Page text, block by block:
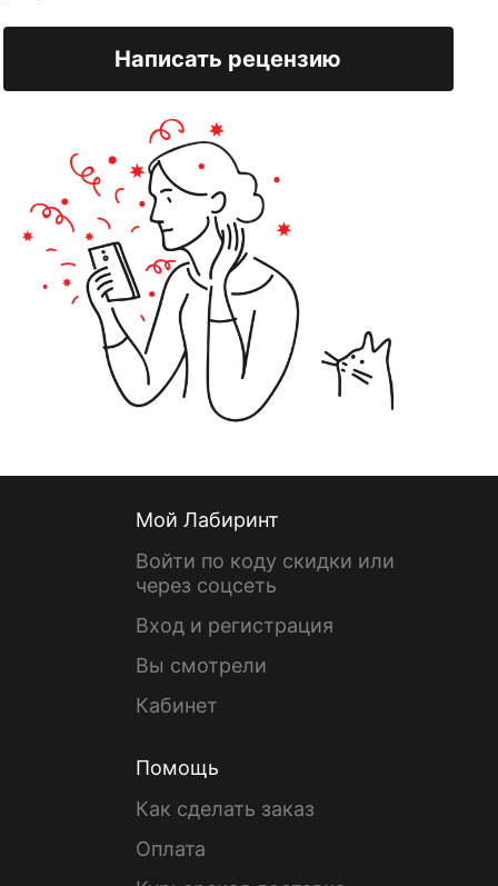
Написать рецензию
Мой Лабиринт
Войти по коду скидки или
через соцсеть
Вход и регистрация
Вы смотрели
Кабинет
Помощь
Как сделать заказ
Оплата